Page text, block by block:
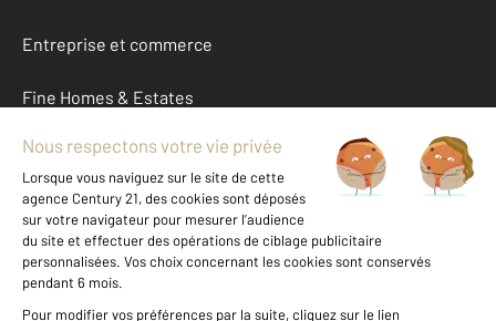
Entreprise et commerce
Fine Homes & Estates
À propos
International
Nous contacter